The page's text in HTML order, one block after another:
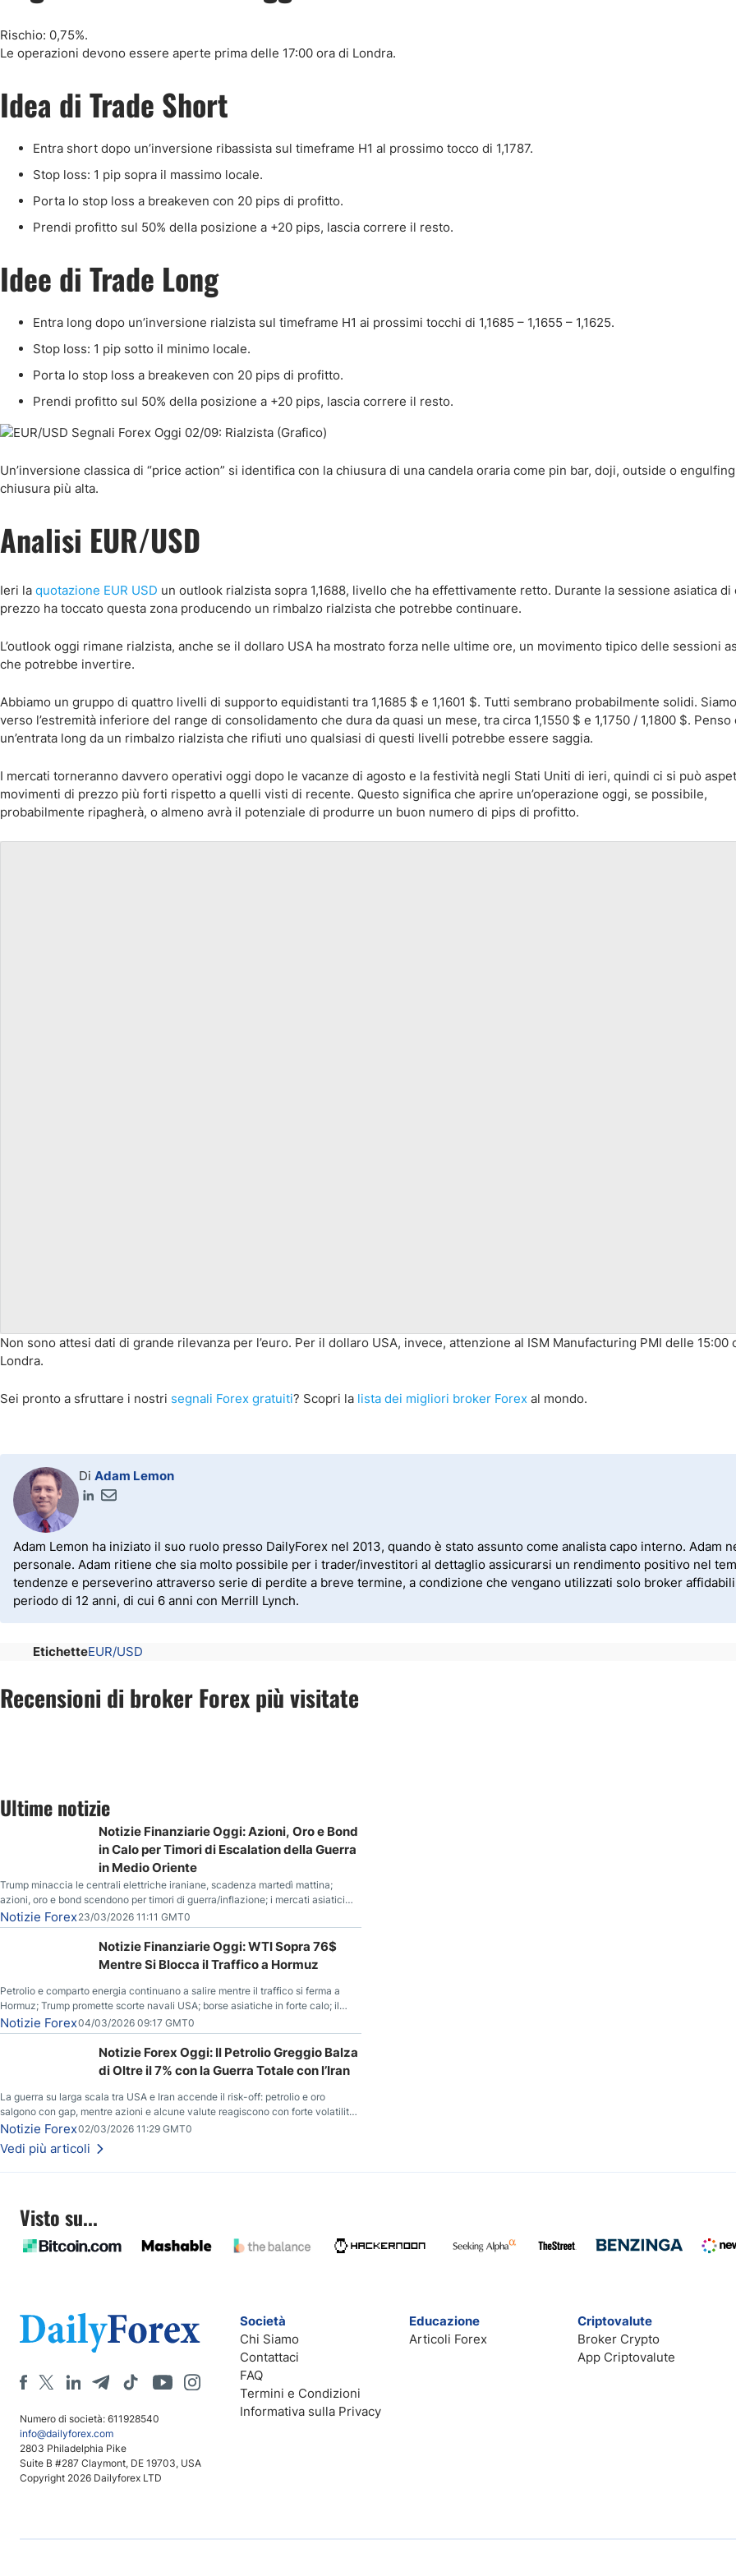
Rischio: 0,75%.
Le operazioni devono essere aperte prima delle 17:00 ora di Londra.
Idea di Trade Short
Entra short dopo un’inversione ribassista sul timeframe H1 al prossimo tocco di 1,1787.
Stop loss: 1 pip sopra il massimo locale.
Porta lo stop loss a breakeven con 20 pips di profitto.
Prendi profitto sul 50% della posizione a +20 pips, lascia correre il resto.
Idee di Trade Long
Entra long dopo un’inversione rialzista sul timeframe H1 ai prossimi tocchi di 1,1685 – 1,1655 – 1,1625.
Stop loss: 1 pip sotto il minimo locale.
Porta lo stop loss a breakeven con 20 pips di profitto.
Prendi profitto sul 50% della posizione a +20 pips, lascia correre il resto.
Un’inversione classica di “price action” si identifica con la chiusura di una candela oraria come pin bar, doji, outside o
chiusura più alta.
Analisi EUR/USD
Ieri la quotazione EUR USD un outlook rialzista sopra 1,1688, livello che ha effettivamente retto. Durante la sessione asiatica di
prezzo ha toccato questa zona producendo un rimbalzo rialzista che potrebbe continuare.
L’outlook oggi rimane rialzista, anche se il dollaro USA ha mostrato forza nelle ultime ore, un movimento tipico delle sessioni
che potrebbe invertire.
Abbiamo un gruppo di quattro livelli di supporto equidistanti tra 1,1685 $ e 1,1601 $. Tutti sembrano probabilmente solidi.
verso l’estremità inferiore del range di consolidamento che dura da quasi un mese, tra circa 1,1550 $ e 1,1750 / 1,1800 $. Penso
un’entrata long da un rimbalzo rialzista che rifiuti uno qualsiasi di questi livelli potrebbe essere saggia.
I mercati torneranno davvero operativi oggi dopo le vacanze di agosto e la festività negli Stati Uniti di ieri, quindi ci si può
movimenti di prezzo più forti rispetto a quelli visti di recente. Questo significa che aprire un’operazione oggi, se possibile,
probabilmente ripagherà, o almeno avrà il potenziale di produrre un buon numero di pips di profitto.
Non sono attesi dati di grande rilevanza per l’euro. Per il dollaro USA, invece, attenzione al ISM Manufacturing PMI delle 15:00
Londra.
Sei pronto a sfruttare i nostri segnali Forex gratuiti? Scopri la lista dei migliori broker Forex al mondo.
Di Adam Lemon
Adam Lemon ha iniziato il suo ruolo presso DailyForex nel 2013, quando è stato assunto come analista capo interno. Adam
personale. Adam ritiene che sia molto possibile per i trader/investitori al dettaglio assicurarsi un rendimento positivo nel
tendenze e perseverino attraverso serie di perdite a breve termine, a condizione che vengano utilizzati solo broker
periodo di 12 anni, di cui 6 anni con Merrill Lynch.
EtichetteEUR/USD
Recensioni di broker Forex più visitate
Ultime notizie
Notizie Finanziarie Oggi: Azioni, Oro e Bond
in Calo per Timori di Escalation della Guerra
in Medio Oriente
Trump minaccia le centrali elettriche iraniane, scadenza martedì mattina;
azioni, oro e bond scendono per timori di guerra/inflazione; i mercati asiatici
entrano in correzione; il petrolio greggio resta stabile.
Notizie Forex23/03/2026 11:11 GMT0
Notizie Finanziarie Oggi: WTI Sopra 76$
Mentre Si Blocca il Traffico a Hormuz
Petrolio e comparto energia continuano a salire mentre il traffico si ferma a
Hormuz; Trump promette scorte navali USA; borse asiatiche in forte calo; il
rialzo del gas naturale mette pressione all’euro.
Notizie Forex04/03/2026 09:17 GMT0
Notizie Forex Oggi: Il Petrolio Greggio Balza
di Oltre il 7% con la Guerra Totale con l’Iran
La guerra su larga scala tra USA e Iran accende il risk-off: petrolio e oro
salgono con gap, mentre azioni e alcune valute reagiscono con forte volatilità
e nuovi livelli da monitorare.
Notizie Forex02/03/2026 11:29 GMT0
Vedi più articoli
Visto su...
Numero di società: 611928540
info@dailyforex.com
2803 Philadelphia Pike
Suite B #287 Claymont, DE 19703, USA
Copyright 2026 Dailyforex LTD
Società
Chi Siamo
Contattaci
FAQ
Termini e Condizioni
Informativa sulla Privacy
Educazione
Articoli Forex
Criptovalute
Broker Crypto
App Criptovalute